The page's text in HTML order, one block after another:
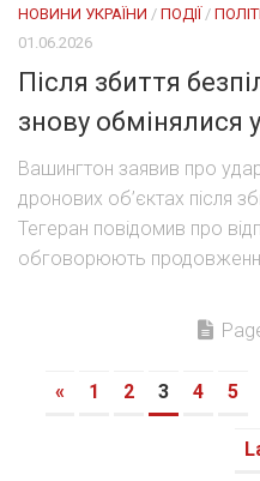
НОВИНИ УКРАЇНИ / ПОДІЇ /
01.06.2026
Після збиття
знову обмінялися
Вашингтон заявив про
дронових об’єктах після
Тегеран повідомив про
обговорюють
« 1 2 3 4 5